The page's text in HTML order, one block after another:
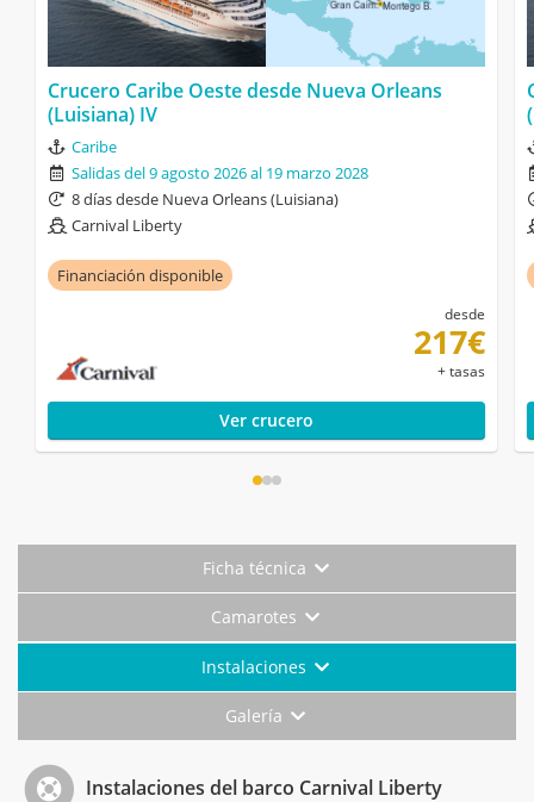
Crucero Caribe Oeste desde Nueva Orleans
(Luisiana) IV
Caribe
Salidas del 9 agosto 2026 al 19 marzo 2028
8 días desde Nueva Orleans (Luisiana)
Carnival Liberty
Financiación disponible
desde
217€
+ tasas
Ver crucero
Ficha técnica
Camarotes
Instalaciones
Galería
Instalaciones del barco Carnival Liberty